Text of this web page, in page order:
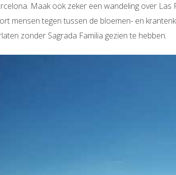
Maak ook zeker een wandeling over Las
mensen tegen tussen de bloemen- en
zonder Sagrada Familia gezien te hebben.